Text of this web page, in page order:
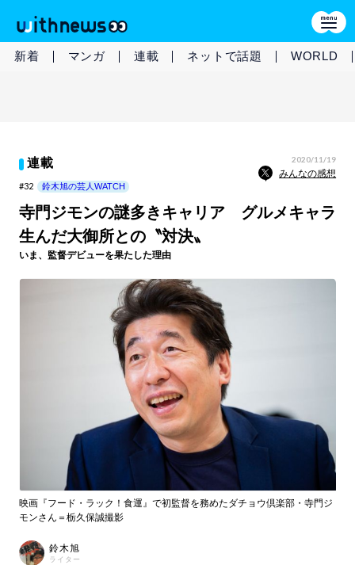
新着 マンガ 連載 ネットで話題 WORLD
連載 2020/11/19
みんなの感想
#32 鈴木旭の芸人WATCH
寺門ジモンの謎多きキャリア グルメキャラ
生んだ大御所との〝対決〟
いま、監督デビューを果たした理由
映画『フード・ラック！食運』で初監督を務めたダチョウ倶楽部・寺門ジ
モンさん＝栃久保誠撮影
鈴木旭
ライター